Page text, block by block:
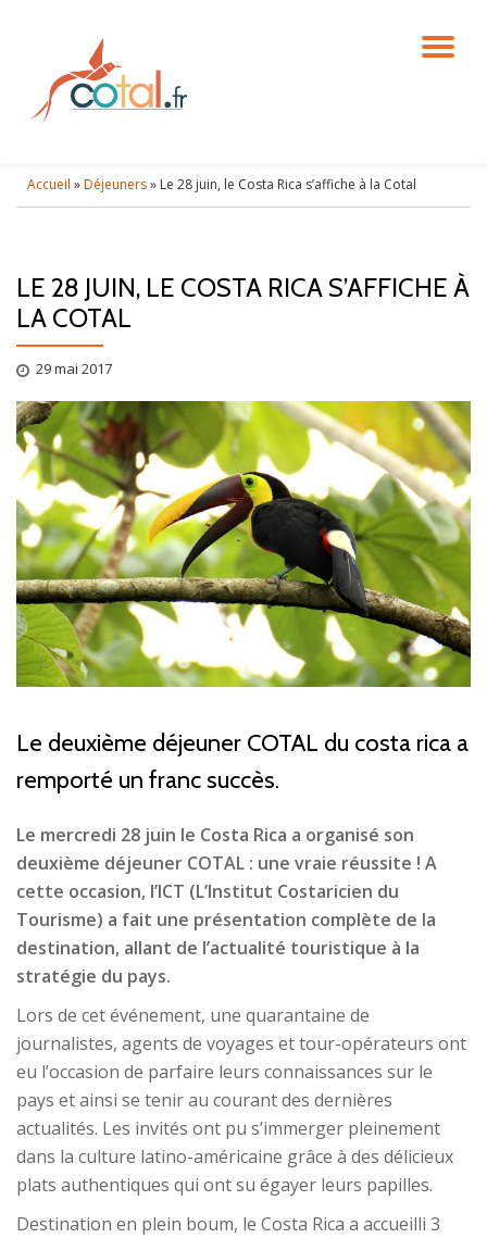
contenu
Accueil »Déjeuners» Le 28 juin, le Costa Rica s’affiche à la Cotal
LE 28 JUIN, LE COSTA RICA S’AFFICHE À
LA COTAL
29 mai 2017
Le deuxième déjeuner COTAL du costa rica a
remporté un franc succès.
Le mercredi 28 juin le Costa Rica a organisé son
deuxième déjeuner COTAL : une vraie réussite ! A
cette occasion, l’ICT (L’Institut Costaricien du
Tourisme) a fait une présentation complète de la
destination, allant de l’actualité touristique à la
stratégie du pays.
Lors de cet événement, une quarantaine de
journalistes, agents de voyages et tour-opérateurs ont
eu l’occasion de parfaire leurs connaissances sur le
pays et ainsi se tenir au courant des dernières
actualités. Les invités ont pu s’immerger pleinement
dans la culture latino-américaine grâce à des délicieux
plats authentiques qui ont su égayer leurs papilles.
Destination en plein boum, le Costa Rica a accueilli 3